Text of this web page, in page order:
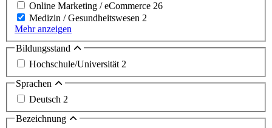
Online Marketing / eCommerce 26
Medizin / Gesundheitswesen 2
Mehr anzeigen
Bildungsstand
Hochschule/Universität 2
Sprachen
Deutsch 2
Bezeichnung